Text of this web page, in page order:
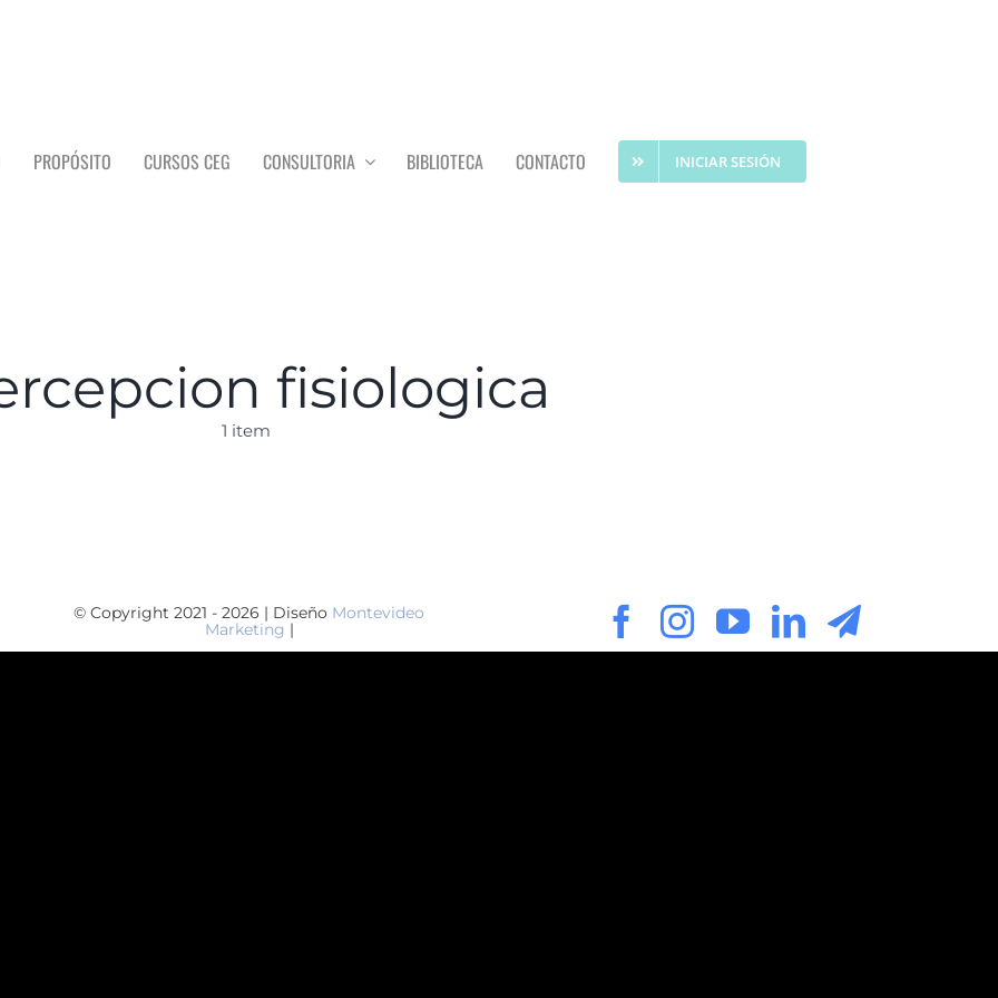
PROPÓSITO CURSOS CEG CONSULTORIA BIBLIOTECA CONTACTO INICIAR SESIÓN
fisiologica
1 item
© Copyright 2021 - 2026 | Diseño Montevideo
Marketing |